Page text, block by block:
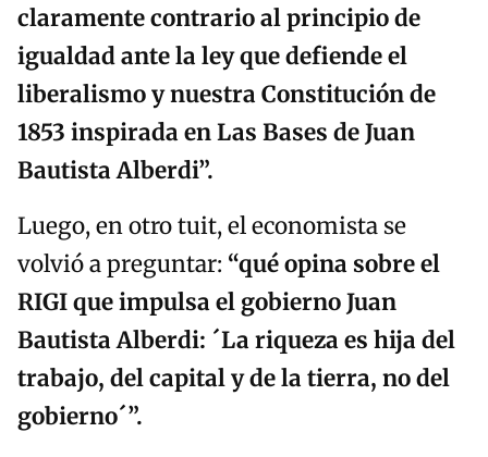
claramente contrario al principio de
igualdad ante la ley que defiende el
liberalismo y nuestra Constitución de
1853 inspirada en Las Bases de Juan
Bautista Alberdi”.
Luego, en otro tuit, el economista se
volvió a preguntar: “qué opina sobre el
RIGI que impulsa el gobierno Juan
Bautista Alberdi: ´La riqueza es hija del
trabajo, del capital y de la tierra, no del
gobierno´”.